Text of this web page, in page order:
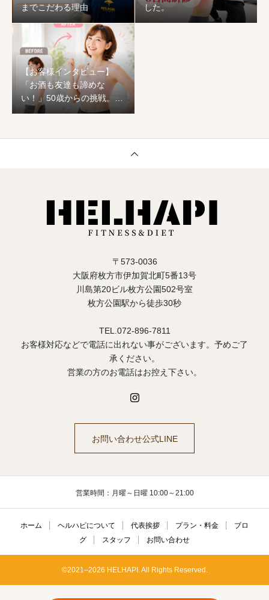
までこだわる理由
した。
【お客様インタビュー】
「お酒も友達も諦めな
い！」50歳からの挑戦。1
ヶ月でワンサイズ下の服が
まれ変わった恵子様のスト
〒573-0036
大阪府枚方市伊加賀北町5番13号
川島第20ビル枚方公園502号室
枚方公園駅から徒歩30秒
TEL.072-896-7811
お客様対応などで電話に出れない事がございます。予めご了
承ください。
営業の方のお電話はお控え下さい。
お問い合わせ公式LINE
営業時間：月曜～日曜 10:00～21:00
ホーム ヘルハピについて 代表挨拶 プラン・料金
ブロ
グ
スタッフ お問い合わせ
©2021–2026 HELHAPI. All Rights Reserved.